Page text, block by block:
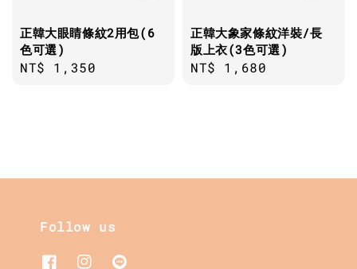
正韓大眼睛條紋2用包(6
色可選)
Regular
NT$ 1,350
正韓大象家條紋洋裝/長
版上衣(3色可選)
Regular
NT$ 1,680
Follow us